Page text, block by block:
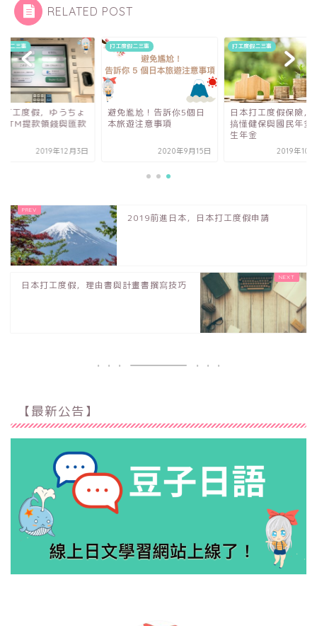
RELATED POST
假二三事
打工度假，ゆうちょ
ATM提款領錢與匯款
2019年12月3日
打工度假二三事
避免尷尬！告訴你5個日
本旅遊注意事項
2020年9月15日
打工度假二三事
日本打工度假保險，
搞懂健保與國民年金
生年金
2019年10
2019前進日本，日本打工度假申請
日本打工度假，理由書與計畫書撰寫技巧
【最新公告】